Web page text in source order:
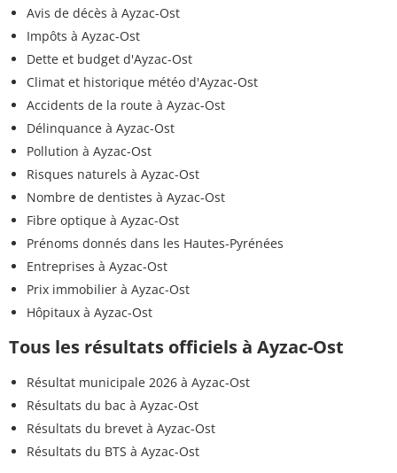
Avis de décès à Ayzac-Ost
Impôts à Ayzac-Ost
Dette et budget d'Ayzac-Ost
Climat et historique météo d'Ayzac-Ost
Accidents de la route à Ayzac-Ost
Délinquance à Ayzac-Ost
Pollution à Ayzac-Ost
Risques naturels à Ayzac-Ost
Nombre de dentistes à Ayzac-Ost
Fibre optique à Ayzac-Ost
Prénoms donnés dans les Hautes-Pyrénées
Entreprises à Ayzac-Ost
Prix immobilier à Ayzac-Ost
Hôpitaux à Ayzac-Ost
Tous les résultats officiels à Ayzac-Ost
Résultat municipale 2026 à Ayzac-Ost
Résultats du bac à Ayzac-Ost
Résultats du brevet à Ayzac-Ost
Résultats du BTS à Ayzac-Ost